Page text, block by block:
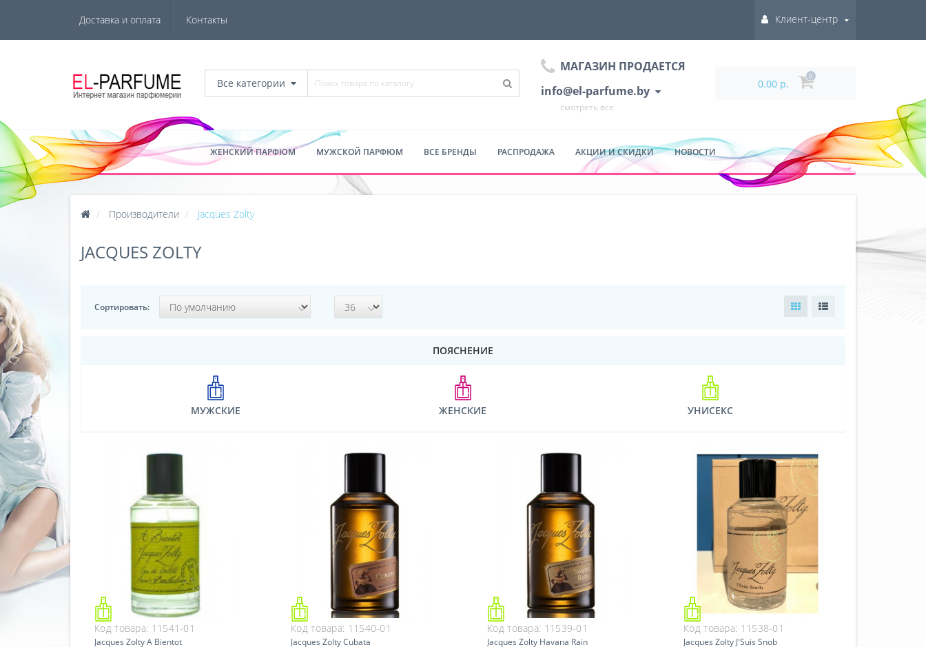
Доставка и оплата Контакты Клиент-центр
Все категории
МАГАЗИН ПРОДАЕТСЯ
info@el-parfume.by
смотреть все
0.00 р.
0
ЖЕНСКИЙ ПАРФЮМ МУЖСКОЙ ПАРФЮМ ВСЕ БРЕНДЫ РАСПРОДАЖА АКЦИИ И СКИДКИ НОВОСТИ
Производители Jacques Zolty
JACQUES ZOLTY
Сортировать:
ПОЯСНЕНИЕ
МУЖСКИЕ ЖЕНСКИЕ УНИСЕКС
Код товара: 11541-01
Jacques Zolty A Bientot
Код товара: 11540-01
Jacques Zolty Cubata
Код товара: 11539-01
Jacques Zolty Havana Rain
Код товара: 11538-01
Jacques Zolty J'Suis Snob